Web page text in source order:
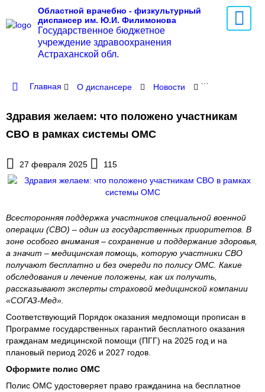
Областной врачебно - физкультурный
диспансер им. Ю.И. Филимонова
Государственное бюджетное
учреждение здравоохранения
Астраханской обл.
Главная О диспансере Новости Здравия
Здравия желаем: что положено участникам
СВО в рамках системы ОМС
27 февраля 2025 115
Всесторонняя поддержка участников специальной военной
операции (СВО) – один из государственных приоритетов. В
зоне особого внимания – сохранение и поддержание здоровья,
а значит – медицинская помощь, которую участники СВО
получают бесплатно и без очереди по полису ОМС. Какие
обследования и лечение положены, как их получить,
рассказывают эксперты страховой медицинской компании
«СОГАЗ-Мед».
Соответствующий Порядок оказания медпомощи прописан в
Программе государственных гарантий бесплатного оказания
гражданам медицинской помощи (ПГГ) на 2025 год и на
плановый период 2026 и 2027 годов.
Оформите полис ОМС
Полис ОМС удостоверяет право гражданина на бесплатное